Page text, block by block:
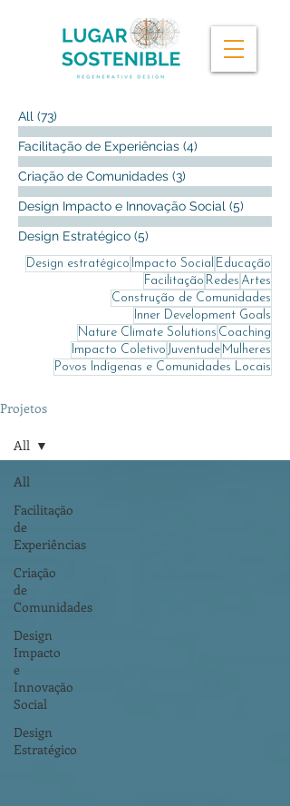
All (73)
Facilitação de Experiências (4)
Criação de Comunidades (3)
Design Impacto e Innovação Social (5)
Design Estratégico (5)
Design estratégico Impacto Social Educação
Facilitação Redes Artes
Construção de Comunidades
Inner Development Goals
Nature Climate Solutions Coaching
Impacto Coletivo Juventude Mulheres
Povos Indígenas e Comunidades Locais
Projetos
All
Facilitação
de
Experiências
Criação
de
Comunidades
Design
Impacto
e
Innovação
Social
Design
Estratégico
All